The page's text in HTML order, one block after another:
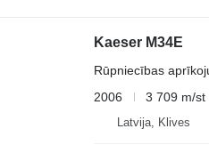
Kaeser M34E
Rūpniecības
2006
3 709 m/st
Latvija, Klives